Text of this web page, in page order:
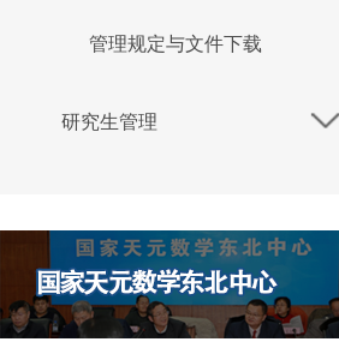
管理规定与文件下载
研究生管理